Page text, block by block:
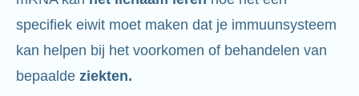
specifiek eiwit moet maken dat je immuunsysteem
kan helpen bij het voorkomen of behandelen van
bepaalde ziekten.